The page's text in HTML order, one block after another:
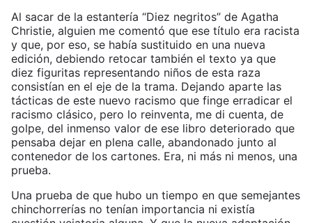
Al sacar de la estantería “Diez negritos” de Agatha
Christie, alguien me comentó que ese título era racista
y que, por eso, se había sustituido en una nueva
edición, debiendo retocar también el texto ya que
diez figuritas representando niños de esta raza
consistían en el eje de la trama. Dejando aparte las
tácticas de este nuevo racismo que finge erradicar el
racismo clásico, pero lo reinventa, me di cuenta, de
golpe, del inmenso valor de ese libro deteriorado que
pensaba dejar en plena calle, abandonado junto al
contenedor de los cartones. Era, ni más ni menos, una
prueba.
Una prueba de que hubo un tiempo en que semejantes
chinchorrerías no tenían importancia ni existía